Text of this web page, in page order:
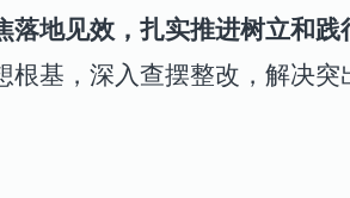
落地见效，扎实推进树立和
根基，深入查摆整改，解决